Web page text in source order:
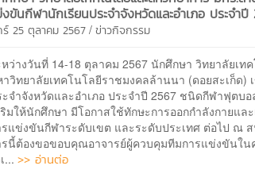
ขันกีฬานักเรียนประจำจังหวัดและอำเภอ ประจำปี
25 ตุลาคม 2567 /ข่าวกิจกรรม
หว่างวันที่ 14-18 ตุลาคม 2567 นักศึกษา วิทยาลัยเท
าวิทยาลัยเทคโนโลยีราชมงคลล้านนา (ดอยสะเก็ด)
จำจังหวัดและอำเภอ ประจำปี 2567 ชนิดกีฬาฟุตบ
ริมให้นักศึกษา มีโอกาสใช้ทักษะการออกกำลังกายแล
รแข่งขันกีฬาระดับเขต และระดับประเทศ ต่อไป ณ
รนี้ต้องขอขอบคุณอาจารย์ผู้ควบคุมทีมการแข่งขันใน
...>> อ่านต่อ